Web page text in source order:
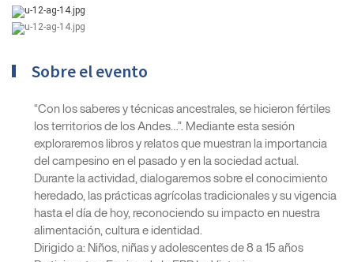
Sobre el evento
“Con los saberes y técnicas ancestrales, se hicieron fértiles
los territorios de los Andes…”. Mediante esta sesión
exploraremos libros y relatos que muestran la importancia
del campesino en el pasado y en la sociedad actual.
Durante la actividad, dialogaremos sobre el conocimiento
heredado, las prácticas agrícolas tradicionales y su vigencia
hasta el día de hoy, reconociendo su impacto en nuestra
alimentación, cultura e identidad.
Dirigido a: Niños, niñas y adolescentes de 8 a 15 años